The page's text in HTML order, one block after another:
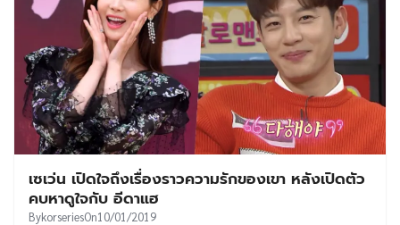
เซเว่น เปิดใจถึงเรื่องราวความรักของเขา หลังเปิดตัว
คบหาดูใจกับ อีดาแฮ
BykorseriesOn10/01/2019